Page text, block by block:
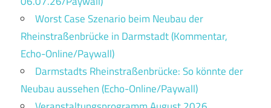
Worst Case Szenario beim Neubau der
Rheinstraßenbrücke in Darmstadt (Kommentar,
Echo-Online/Paywall)
Darmstadts Rheinstraßenbrücke: So könnte der
Neubau aussehen (Echo-Online/Paywall)